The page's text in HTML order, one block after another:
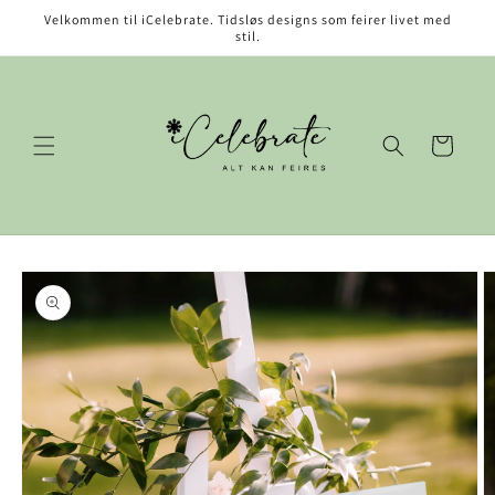
tilVelkommen til iCelebrate. Tidsløs designs som feirer livet med
stil.
Handlekurv
til